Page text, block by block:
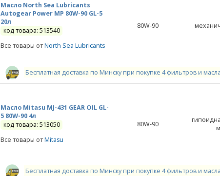
Масло North Sea Lubricants
Autogear Power MP 80W-90 GL-5
20л
код товара: 513540
Все товары отNorth Sea Lubricants
80W-90
Бесплатная доставка по Минску при покупке 4 фильтров и масла
Масло Mitasu MJ-431 GEAR OIL GL-
5 80W-90 4л
код товара: 513050
Все товары отMitasu
80W-90
Бесплатная доставка по Минску при покупке 4 фильтров и масла